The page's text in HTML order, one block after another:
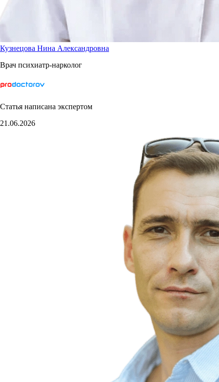
Кузнецова Нина Александровна
Врач психиатр-нарколог
Статья написана экспертом
21.06.2026